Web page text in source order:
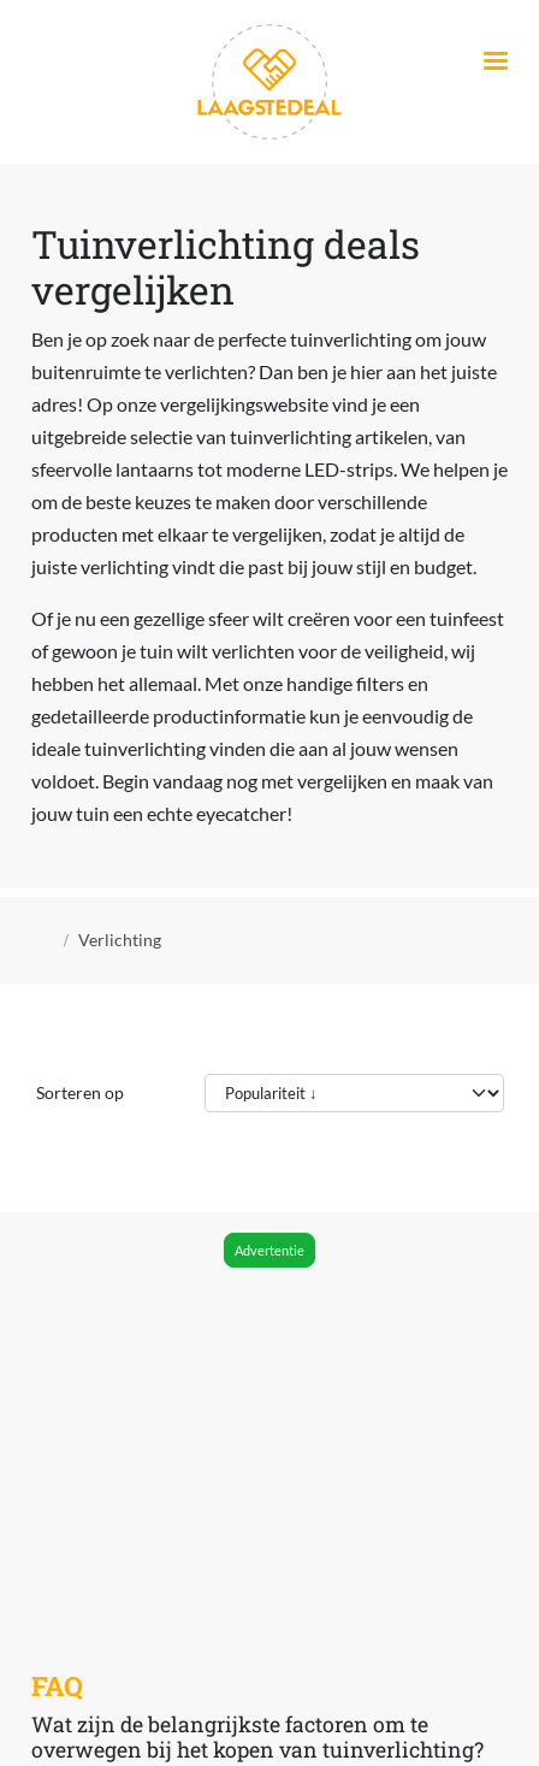
Tuinverlichting deals
vergelijken
Ben je op zoek naar de perfecte tuinverlichting om jouw
buitenruimte te verlichten? Dan ben je hier aan het juiste
adres! Op onze vergelijkingswebsite vind je een
uitgebreide selectie van tuinverlichting artikelen, van
sfeervolle lantaarns tot moderne LED-strips. We helpen je
om de beste keuzes te maken door verschillende
producten met elkaar te vergelijken, zodat je altijd de
juiste verlichting vindt die past bij jouw stijl en budget.
Of je nu een gezellige sfeer wilt creëren voor een tuinfeest
of gewoon je tuin wilt verlichten voor de veiligheid, wij
hebben het allemaal. Met onze handige filters en
gedetailleerde productinformatie kun je eenvoudig de
ideale tuinverlichting vinden die aan al jouw wensen
voldoet. Begin vandaag nog met vergelijken en maak van
jouw tuin een echte eyecatcher!
Kruimelpad
Verlichting
Sorteren op
Advertentie
FAQ
Wat zijn de belangrijkste factoren om te
overwegen bij het kopen van tuinverlichting?